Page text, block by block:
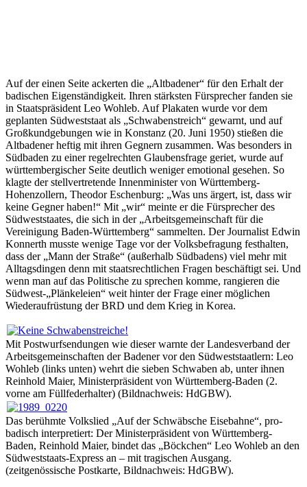
Auf der einen Seite ackerten die „Altbadener“ für den Erhalt der
badischen Eigenständigkeit. Ihren stärksten Fürsprecher fanden sie
in Staatspräsident Leo Wohleb. Auf Plakaten wurde vor dem
geplanten Südweststaat als „Schwabenstreich“ gewarnt, und auf
Großkundgebungen wie in Konstanz (20. Juni 1950) stießen die
Altbadener heftig mit ihren Gegnern zusammen. Was besonders in
Südbaden zu einer regelrechten Glaubensfrage geriet, wurde auf
württembergischer Seite deutlich weniger emotional gesehen. So
klagte der stellvertretende Innenminister von Württemberg-
Hohenzollern, Theodor Eschenburg: „Was uns ärgert, ist, dass wir
keine Gegner haben!“ Mit „wir“ meinte er die Fürsprecher des
Südweststaates, die sich in der „Arbeitsgemeinschaft für die
Vereinigung Baden-Württemberg“ sammelten. Der Journalist Edwin
Konnerth musste wenige Tage vor der Volksbefragung festhalten,
dass der „Mann der Straße“ (außerhalb Südbadens) viel mehr mit
Alltagsdingen denn mit staatsrechtlichen Fragen beschäftigt sei. Und
wenn man auf das Politische zu sprechen komme, rangieren die
Südwest-„Plänkeleien“ weit hinter der Frage einer möglichen
Wiederaufrüstung der BRD und dem Krieg in Korea.
Mit Postwurfsendungen wie dieser warnte der Landesverband der
Arbeitsgemeinschaften der Badener vor den Südweststaatlern: Leo
Wohleb (links unten) wehrt die sieben Schwaben ab, unter ihnen
Reinhold Maier, Ministerpräsident von Württemberg-Baden (2.
vorne am Füllfederhalter) (Bildnachweis: HdGBW).
Das berühmte Volkslied „Auf der Schwäbsche Eisebahne“, pro-
badisch interpretiert: Der Ministerpräsident von Württemberg-
Baden, Reinhold Maier, bindet das „Böckchen“ Leo Wohleb an den
Südweststaats-Express an – mit tragischen Ausgang.
(zeitgenössische Postkarte, Bildnachweis: HdGBW).